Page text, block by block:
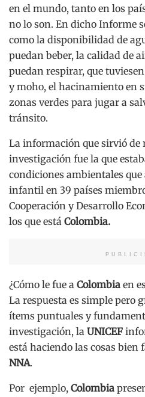
en el mundo, tanto en los
no lo son. En dicho Informe
como la disponibilidad de
puedan beber, la calidad de
puedan respirar, que
y moho, el hacinamiento en
zonas verdes para jugar a
tránsito.
La información que sirvió de
investigación fue la que
condiciones ambientales
infantil en 39 países
Cooperación y Desarrollo
los que está Colombia.
¿Cómo le fue a Colombia en
La respuesta es simple pero
ítems puntuales y
investigación, la UNICEF
está haciendo las cosas bien
NNA.
Por ejemplo, Colombia